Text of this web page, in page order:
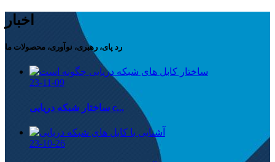
اخبار
رد پای، رهبری، نوآوری، محصولات ما
23-11-09
ساختار شبکه دریایی c...
23-10-26